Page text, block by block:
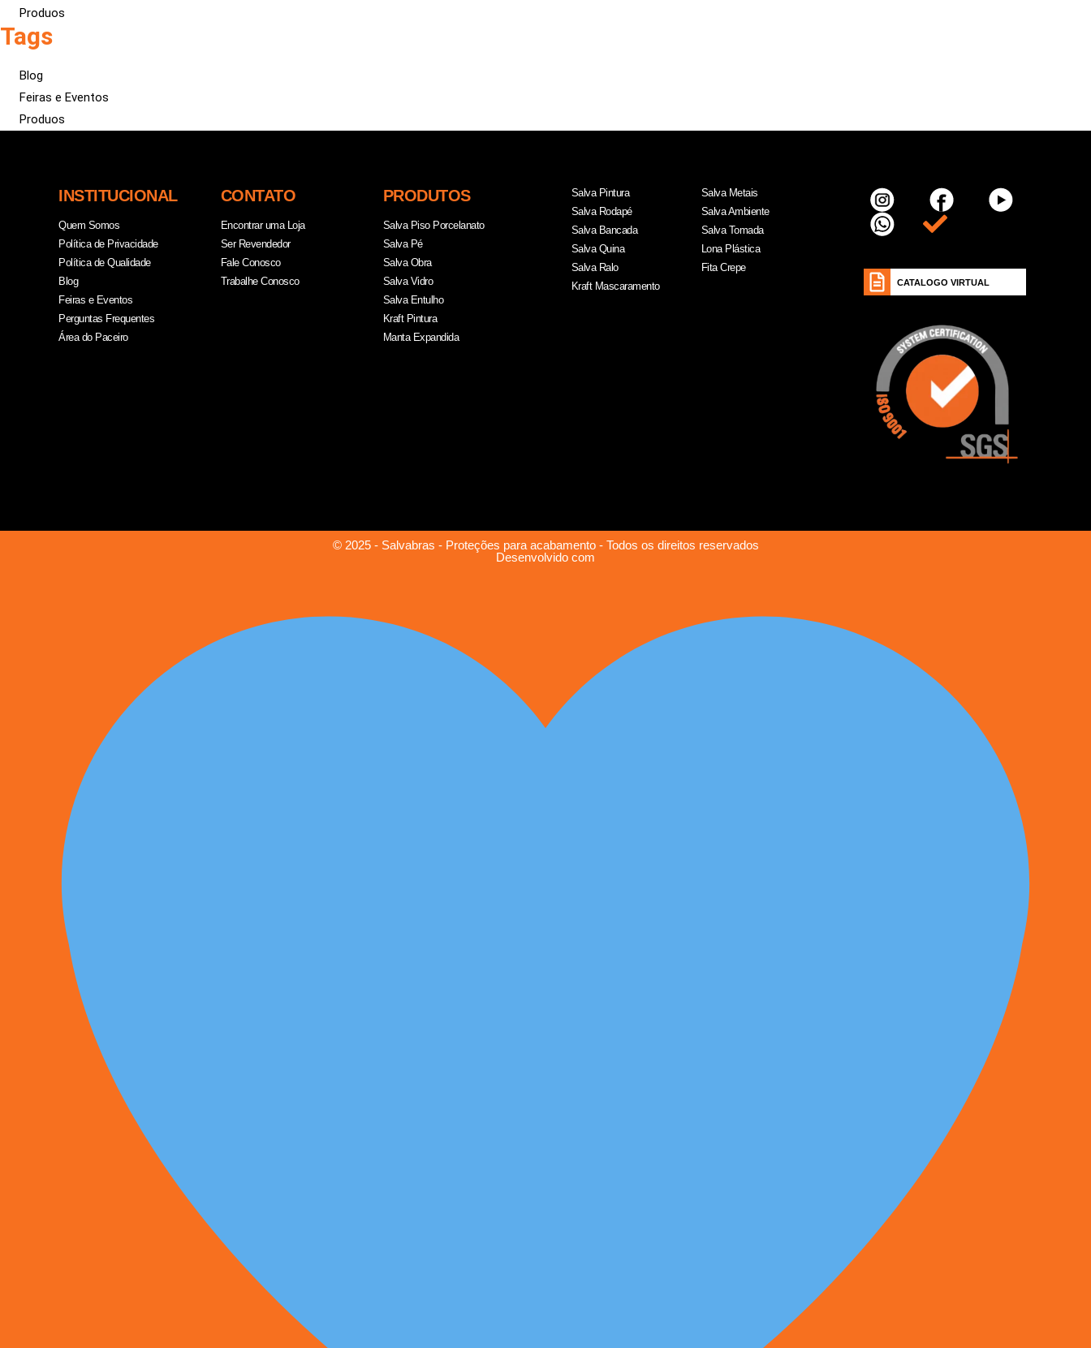
Produos
Tags
Blog
Feiras e Eventos
Produos
INSTITUCIONAL
Quem Somos
Política de Privacidade
Política de Qualidade
Blog
Feiras e Eventos
Perguntas Frequentes
Área do Paceiro
CONTATO
Encontrar uma Loja
Ser Revendedor
Fale Conosco
Trabalhe Conosco
PRODUTOS
Salva Piso Porcelanato
Salva Pé
Salva Obra
Salva Vidro
Salva Entulho
Kraft Pintura
Manta Expandida
Salva Pintura
Salva Rodapé
Salva Bancada
Salva Quina
Salva Ralo
Kraft Mascaramento
Salva Metais
Salva Ambiente
Salva Tomada
Lona Plástica
Fita Crepe
CATALOGO VIRTUAL
© 2025 - Salvabras - Proteções para acabamento - Todos os direitos reservados
Desenvolvido com